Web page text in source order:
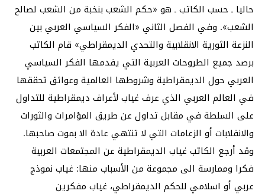
حاليا ـ حسب الكاتب ـ هو «حكم الشعب بنخبة من الشعب لصالح
الشعب». وفي الفصل الثاني «الفكر السياسي العربي بين
النزعة الثورية الانقلابية والتحدي الديمقراطي» قام الكاتب
برصد جميع الطروحات العربية التي يقدمها الفكر السياسي
العربي حول الديمقراطية وشروطها العالمية وعوائق تحققها
في العالم العربي الذي عرف غياب لأعراف ديمقراطية للتداول
على السلطة في مقابل تداول عن طريق المؤامرات والثورات
والانقلابات أو الزعامات التي لا تنتهي عادة الا بموت صاحبها.
وقد أرجع الكاتب غياب الديمقراطية عن المجتمعات العربية
فكرا وممارسة الى مجموعة من الأسباب منها: غياب نموذج
عربي أو اسلامي للحكم الديمقراطي، غياب مفكرين